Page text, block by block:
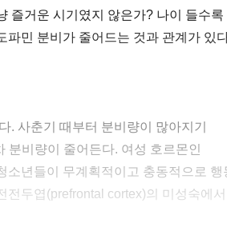
즐거운 시기였지 않은가? 나이 들수록
파민 분비가 줄어드는 것과 관계가 있
. 사춘기 때부터 분비량이 많아지기
비량이 줄어든다. 여성 호르몬인
소년들이 무계획적이고 충동적으로 행
두엽(prefrontal cortex)의 미성숙에서